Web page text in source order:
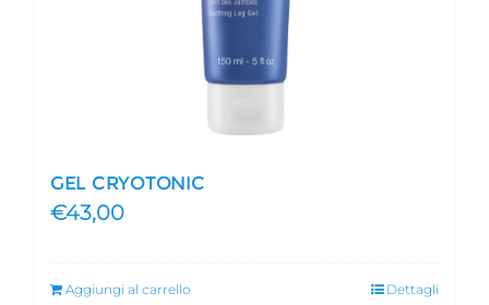
GEL CRYOTONIC
€43,00
Aggiungi al carrello Dettagli